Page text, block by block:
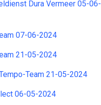
Dura Vermeer 05-06-
07-06-2024
21-05-2024
Team 21-05-2024
06-05-2024